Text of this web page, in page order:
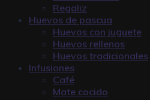
Regaliz
Huevos de pascua
Huevos con juguete
Huevos rellenos
Huevos tradicionales
Infusiones
Café
Mate cocido